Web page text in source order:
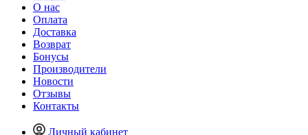
О нас
Оплата
Доставка
Возврат
Бонусы
Производители
Новости
Отзывы
Контакты
Личный кабинет